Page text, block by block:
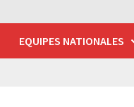
EQUIPES NATIONALES